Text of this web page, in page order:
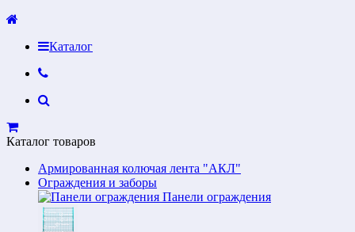
Каталог
Каталог товаров
Армированная колючая лента "АКЛ"
Ограждения и заборы
Панели ограждения